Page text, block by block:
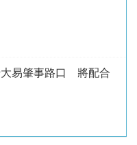
大易肇事路口 將配合